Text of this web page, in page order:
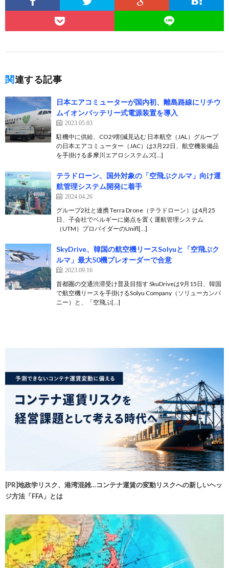
関連する記事
日本エアコミューターが国内初、離島路線にリチウ
ムイオンバッテリー式電源装置を導入
2023.05.03
駐機中に供給、CO29割減見込む 日本航空（JAL）グループ
の日本エアコミューター（JAC）は3月22日、航空機装備品
を手掛ける多摩川エアロシステムズ[…]
テラドローン、国外対象の「空飛ぶクルマ」向け運
航管理システム開発に着手
2024.04.26
グループ2社と連携 Terra Drone（テラドローン）は4月25
日、子会社でベルギーに拠点を置く運航管理システム
（UTM）プロバイダーのUnifl[…]
SkyDrive、韓国の航空機リースSolyuと「空飛ぶク
ルマ」最大50機プレオーダーで合意
2023.09.16
首都圏の交通渋滞受け普及目指す SkuDriveは9月15日、韓国
で航空機リースを手掛けるSolyu Company（ソリューカンパ
ニー）と、「空飛ぶ[…]
[PR]地政学リスク、港湾混雑…コンテナ運賃の変動リスクへの新しいヘッ
ジ方法「FFA」とは